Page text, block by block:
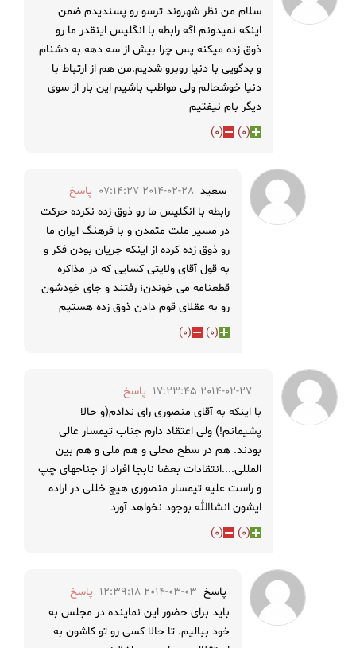
سلام من نظر شهروند ترسو رو پسندیدم ضمن
اینکه نمیدونم اگه رابطه با انگلیس اینقدر ما رو
ذوق زده میکنه پس چرا بیش از سه دهه به دشنام
و بدگویی با دنیا روبرو شدیم.من هم از ارتباط با
دنیا خوشحالم ولی مواظب باشیم این بار از سوی
دیگر بام نیفتیم
(
0
)
(
0
)
سعید 2014-02-28 07:14:27
پاسخ
رابطه با انگلیس ما رو ذوق زده نکرده حرکت
در مسیر ملت متمدن و با فرهنگ ایران ما
رو ذوق زده کرده از اینکه جریان بودن فکر و
به قول آقای ولایتی کسایی که در مذاکره
قطعنامه می خوندن؛ رفتند و جای خودشون
رو به عقلای قوم دادن ذوق زده هستیم
(
0
)
(
0
)
2014-02-27 17:23:45
پاسخ
با اینکه به آقای منصوری رای ندادم(و حالا
پشیمانم!) ولی اعتقاد دارم جناب تیمسار عالی
بودند. هم در سطح محلی و هم ملی و هم بین
المللی....انتقادات بعضا نابجا افراد از جناحهای چپ
و راست علیه تیمسار منصوری هیچ خللی در اراده
ایشون انشاالله بوجود نخواهد آورد
(
0
)
(
0
)
پاسخ 2014-03-03 12:39:18
پاسخ
باید برای حضور این نماینده در مجلس به
خود ببالیم. تا حالا کسی رو تو کاشون به